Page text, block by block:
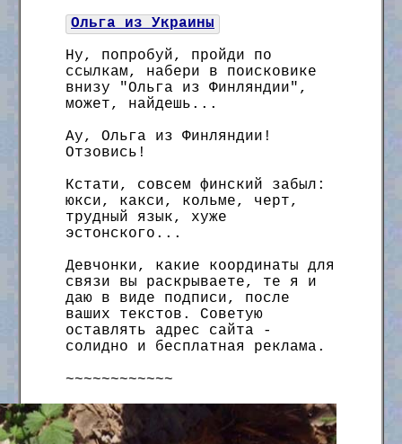
Ольга из Украины
Ну, попробуй, пройди по
ссылкам, набери в поисковике
внизу "Ольга из Финляндии",
может, найдешь...
Ау, Ольга из Финляндии!
Отзовись!
Кстати, совсем финский забыл:
юкси, какси, кольме, черт,
трудный язык, хуже
эстонского...
Девчонки, какие координаты для
связи вы раскрываете, те я и
даю в виде подписи, после
ваших текстов. Советую
оставлять адрес сайта -
солидно и бесплатная реклама.
~~~~~~~~~~~~